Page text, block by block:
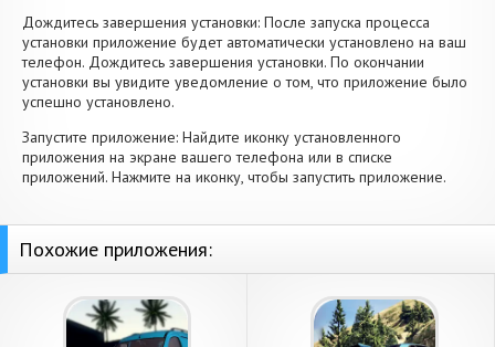
Дождитесь завершения установки: После запуска процесса
установки приложение будет автоматически установлено на ваш
телефон. Дождитесь завершения установки. По окончании
установки вы увидите уведомление о том, что приложение было
успешно установлено.
Запустите приложение: Найдите иконку установленного
приложения на экране вашего телефона или в списке
приложений. Нажмите на иконку, чтобы запустить приложение.
Похожие приложения: